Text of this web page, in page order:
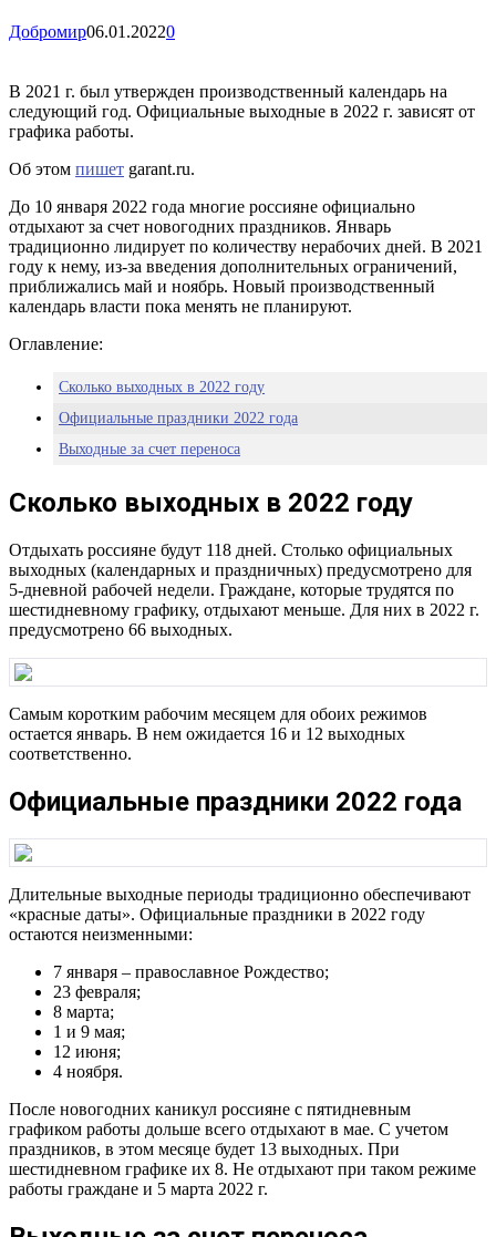
Добромир06.01.20220
В 2021 г. был утвержден производственный календарь на
следующий год. Официальные выходные в 2022 г. зависят от
графика работы.
Об этом пишет garant.ru.
До 10 января 2022 года многие россияне официально
отдыхают за счет новогодних праздников. Январь
традиционно лидирует по количеству нерабочих дней. В 2021
году к нему, из-за введения дополнительных ограничений,
приближались май и ноябрь. Новый производственный
календарь власти пока менять не планируют.
Оглавление:
Сколько выходных в 2022 году
Официальные праздники 2022 года
Выходные за счет переноса
Сколько выходных в 2022 году
Отдыхать россияне будут 118 дней. Столько официальных
выходных (календарных и праздничных) предусмотрено для
5-дневной рабочей недели. Граждане, которые трудятся по
шестидневному графику, отдыхают меньше. Для них в 2022 г.
предусмотрено 66 выходных.
Самым коротким рабочим месяцем для обоих режимов
остается январь. В нем ожидается 16 и 12 выходных
соответственно.
Официальные праздники 2022 года
Длительные выходные периоды традиционно обеспечивают
«красные даты». Официальные праздники в 2022 году
остаются неизменными:
7 января – православное Рождество;
23 февраля;
8 марта;
1 и 9 мая;
12 июня;
4 ноября.
После новогодних каникул россияне с пятидневным
графиком работы дольше всего отдыхают в мае. С учетом
праздников, в этом месяце будет 13 выходных. При
шестидневном графике их 8. Не отдыхают при таком режиме
работы граждане и 5 марта 2022 г.